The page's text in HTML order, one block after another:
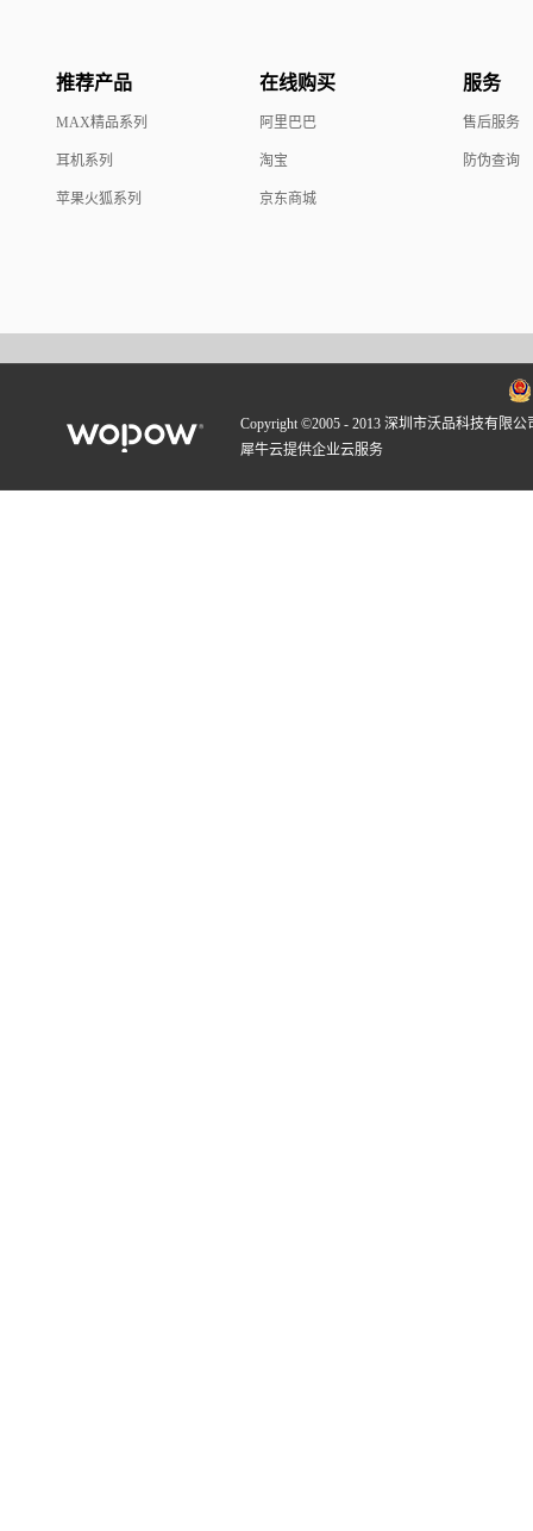
推荐产品
MAX精品系列
耳机系列
苹果火狐系列
在线购买
阿里巴巴
淘宝
京东商城
服务
售后服务
防伪查询
Copyright ©2005 - 2013 深圳市沃品科技有限公
犀牛云提供企业云服务